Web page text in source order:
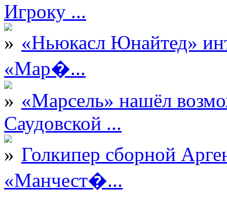
Игроку ...
«Ньюкасл Юнайтед»
«Мар�...
«Марсель» нашёл
Саудовской ...
Голкипер сборной
«Манчест�...